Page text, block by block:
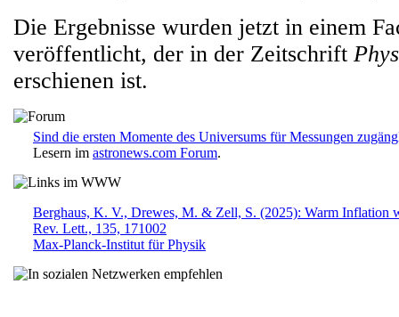
Die Ergebnisse wurden jetzt in einem
veröffentlicht, der in der Zeitschrift
erschienen ist.
Sind die ersten Momente des Universums für Messungen
Lesern im astronews.com Forum.
Berghaus, K. V., Drewes, M. & Zell, S. (2025): Warm Inflation
Rev. Lett., 135, 171002
Max-Planck-Institut für Physik